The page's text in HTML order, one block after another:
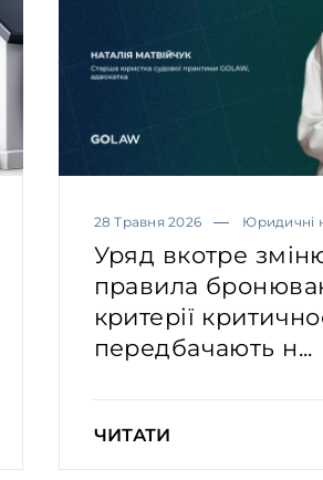
28 Травня 2026 Юридичні
Уряд вкотре
правила
критерії
передбачають н...
ЧИТАТИ